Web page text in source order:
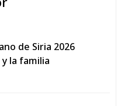
de Siria 2026
la familia